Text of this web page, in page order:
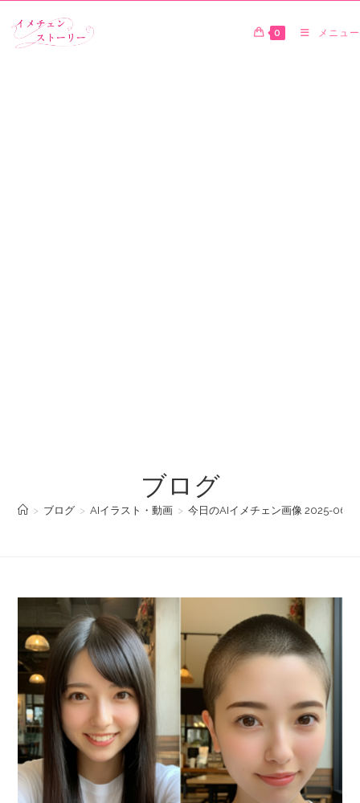
0 メニュー
ブログ
> ブログ > AIイラスト・動画 > 今日のAIイメチェン画像 2025-06-